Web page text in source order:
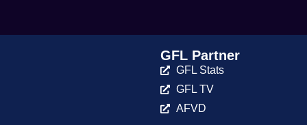
GFL Partner
GFL Stats
GFL TV
AFVD